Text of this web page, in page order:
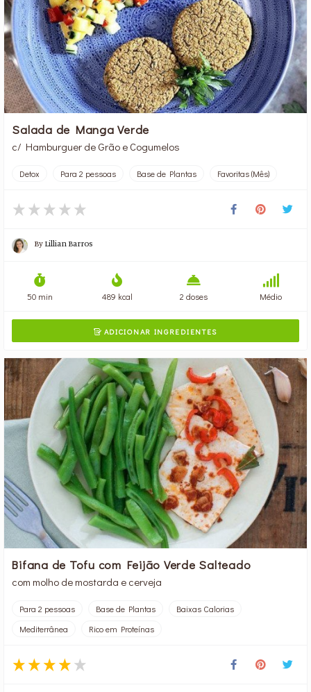
Salada de Manga Verde
c/ Hamburguer de Grão e Cogumelos
Detox Para 2 pessoas Base de Plantas Favoritas (Mês)
ByLillian Barros
50 min 489 kcal 2 doses Médio
ADICIONAR INGREDIENTES
Bifana de Tofu com Feijão Verde Salteado
com molho de mostarda e cerveja
Para 2 pessoas Base de Plantas
Baixas Calorias
Mediterrânea
Rico em Proteínas